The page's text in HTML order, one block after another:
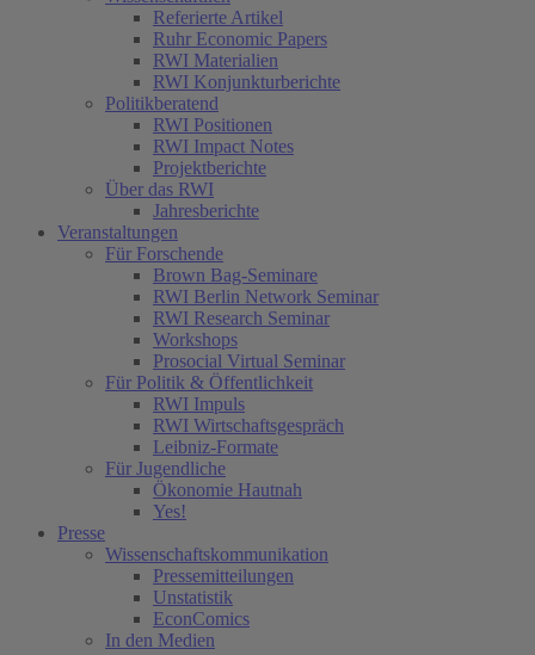
Referierte Artikel
Ruhr Economic Papers
RWI Materialien
RWI Konjunkturberichte
Politikberatend
RWI Positionen
RWI Impact Notes
Projektberichte
Über das RWI
Jahresberichte
Veranstaltungen
Für Forschende
Brown Bag-Seminare
RWI Berlin Network Seminar
RWI Research Seminar
Workshops
Prosocial Virtual Seminar
Für Politik & Öffentlichkeit
RWI Impuls
RWI Wirtschaftsgespräch
Leibniz-Formate
Für Jugendliche
Ökonomie Hautnah
Yes!
Presse
Wissenschaftskommunikation
Pressemitteilungen
Unstatistik
EconComics
In den Medien